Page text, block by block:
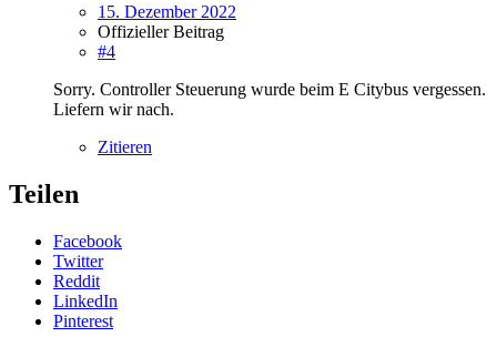
15. Dezember 2022
Offizieller Beitrag
#4
Sorry. Controller Steuerung wurde beim E Citybus vergessen.
Liefern wir nach.
Zitieren
Teilen
Facebook
Twitter
Reddit
LinkedIn
Pinterest